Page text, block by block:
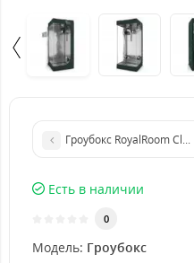
Гроубокс RoyalRoom
Есть в наличии
0
Модель: Гроубокс